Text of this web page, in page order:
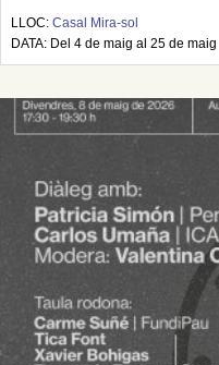
LLOC: Casal Mira-sol
DATA: Del 4 de maig al 25 de maig